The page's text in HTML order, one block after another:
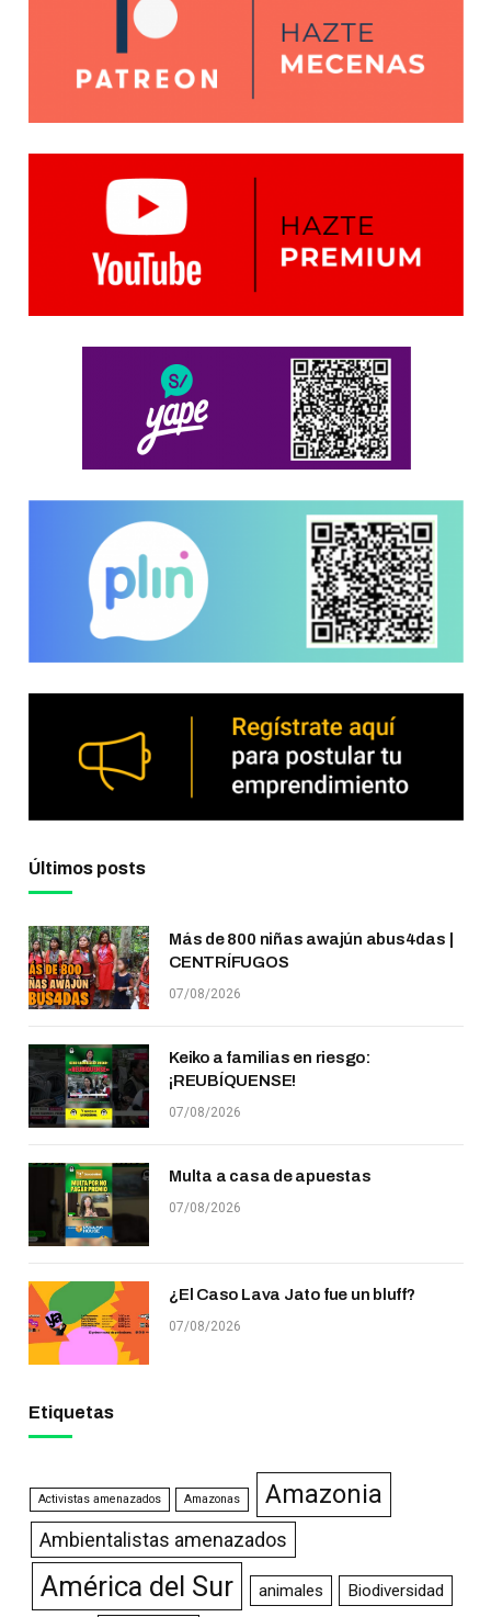
Últimos posts
Más de 800 niñas awajún abus4das |
CENTRÍFUGOS
07/08/2026
Keiko a familias en riesgo:
¡REUBÍQUENSE!
07/08/2026
Multa a casa de apuestas
07/08/2026
¿El Caso Lava Jato fue un bluff?
07/08/2026
Etiquetas
Activistas amenazados Amazonas Amazonia
Ambientalistas amenazados
América del Sur animales Biodiversidad